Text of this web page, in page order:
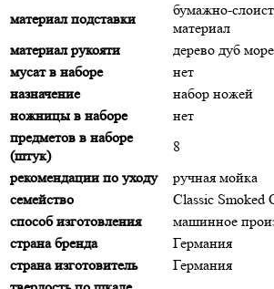
материал подставки
бумажно-
материал
материал рукояти
дерево дуб
мусат в наборе
нет
назначение
набор ножей
ножницы в наборе
нет
предметов в наборе
(штук)
8
рекомендации по уходу
ручная мойка
семейство
Classic Smoked
способ изготовления
машинное
страна бренда
Германия
страна изготовитель
Германия